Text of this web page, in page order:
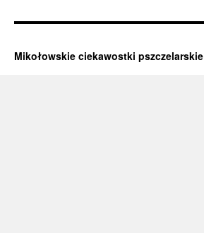
Mikołowskie ciekawostki pszczelarskie